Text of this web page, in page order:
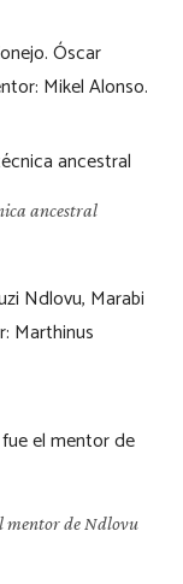
Óscar
Mikel Alonso.
ancestral
Ndlovu, Marabi
Marthinus
mentor de Ndlovu